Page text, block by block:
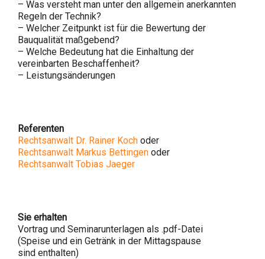
– Was versteht man unter den allgemein anerkannten
Regeln der Technik?
– Welcher Zeitpunkt ist für die Bewertung der
Bauqualität maßgebend?
– Welche Bedeutung hat die Einhaltung der
vereinbarten Beschaffenheit?
– Leistungsänderungen
Referenten
Rechtsanwalt Dr. Rainer Koch oder
Rechtsanwalt Markus Bettingen oder
Rechtsanwalt Tobias Jaeger
Sie erhalten
Vortrag und Seminarunterlagen als .pdf-Datei
(Speise und ein Getränk in der Mittagspause
sind enthalten)